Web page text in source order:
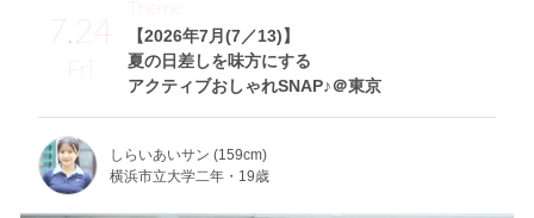
7.24
Fri
【2026年7月(7／13)】
夏の日差しを味方にする
アクティブおしゃれSNAP♪＠東京
Theme
しらいあいサン (159cm)
横浜市立大学二年・19歳